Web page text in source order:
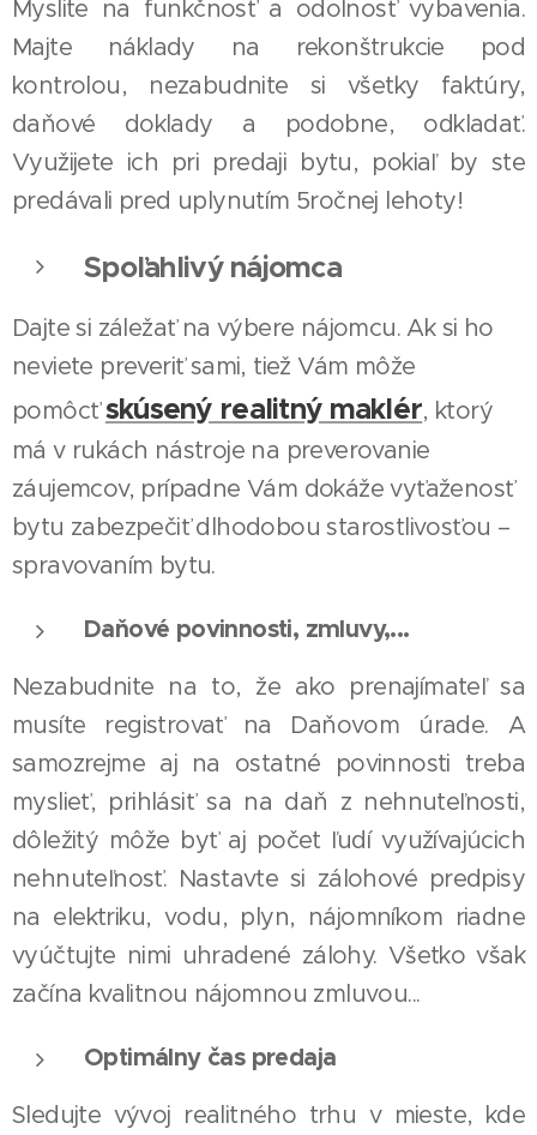
Myslite na funkčnosť a odolnosť vybavenia.
Majte náklady na rekonštrukcie pod
kontrolou, nezabudnite si všetky faktúry,
daňové doklady a podobne, odkladať.
Využijete ich pri predaji bytu, pokiaľ by ste
predávali pred uplynutím 5ročnej lehoty!
Spoľahlivý nájomca
Dajte si záležať na výbere nájomcu. Ak si ho
neviete preveriť sami, tiež Vám môže
pomôcťskúsený realitný maklér, ktorý
má v rukách nástroje na preverovanie
záujemcov, prípadne Vám dokáže vyťaženosť
bytu zabezpečiť dlhodobou starostlivosťou –
spravovaním bytu.
Daňové povinnosti, zmluvy,...
Nezabudnite na to, že ako prenajímateľ sa
musíte registrovať na Daňovom úrade. A
samozrejme aj na ostatné povinnosti treba
myslieť, prihlásiť sa na daň z nehnuteľnosti,
dôležitý môže byť aj počet ľudí využívajúcich
nehnuteľnosť. Nastavte si zálohové predpisy
na elektriku, vodu, plyn, nájomníkom riadne
vyúčtujte nimi uhradené zálohy. Všetko však
začína kvalitnou nájomnou zmluvou...
Optimálny čas predaja
Sledujte vývoj realitného trhu v mieste, kde